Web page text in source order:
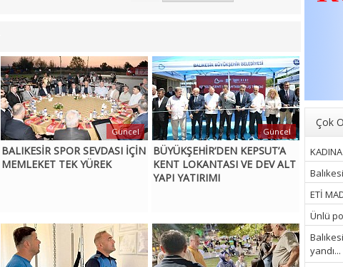
Çok
ETİ
Ünlü
yandı...
BALIKESİR SPOR SEVDASI İÇİN
MEMLEKET TEK YÜREK
Güncel
BÜYÜKŞEHİR’DEN KEPSUT’A
KENT LOKANTASI VE DEV ALT
YAPI YATIRIMI
Güncel